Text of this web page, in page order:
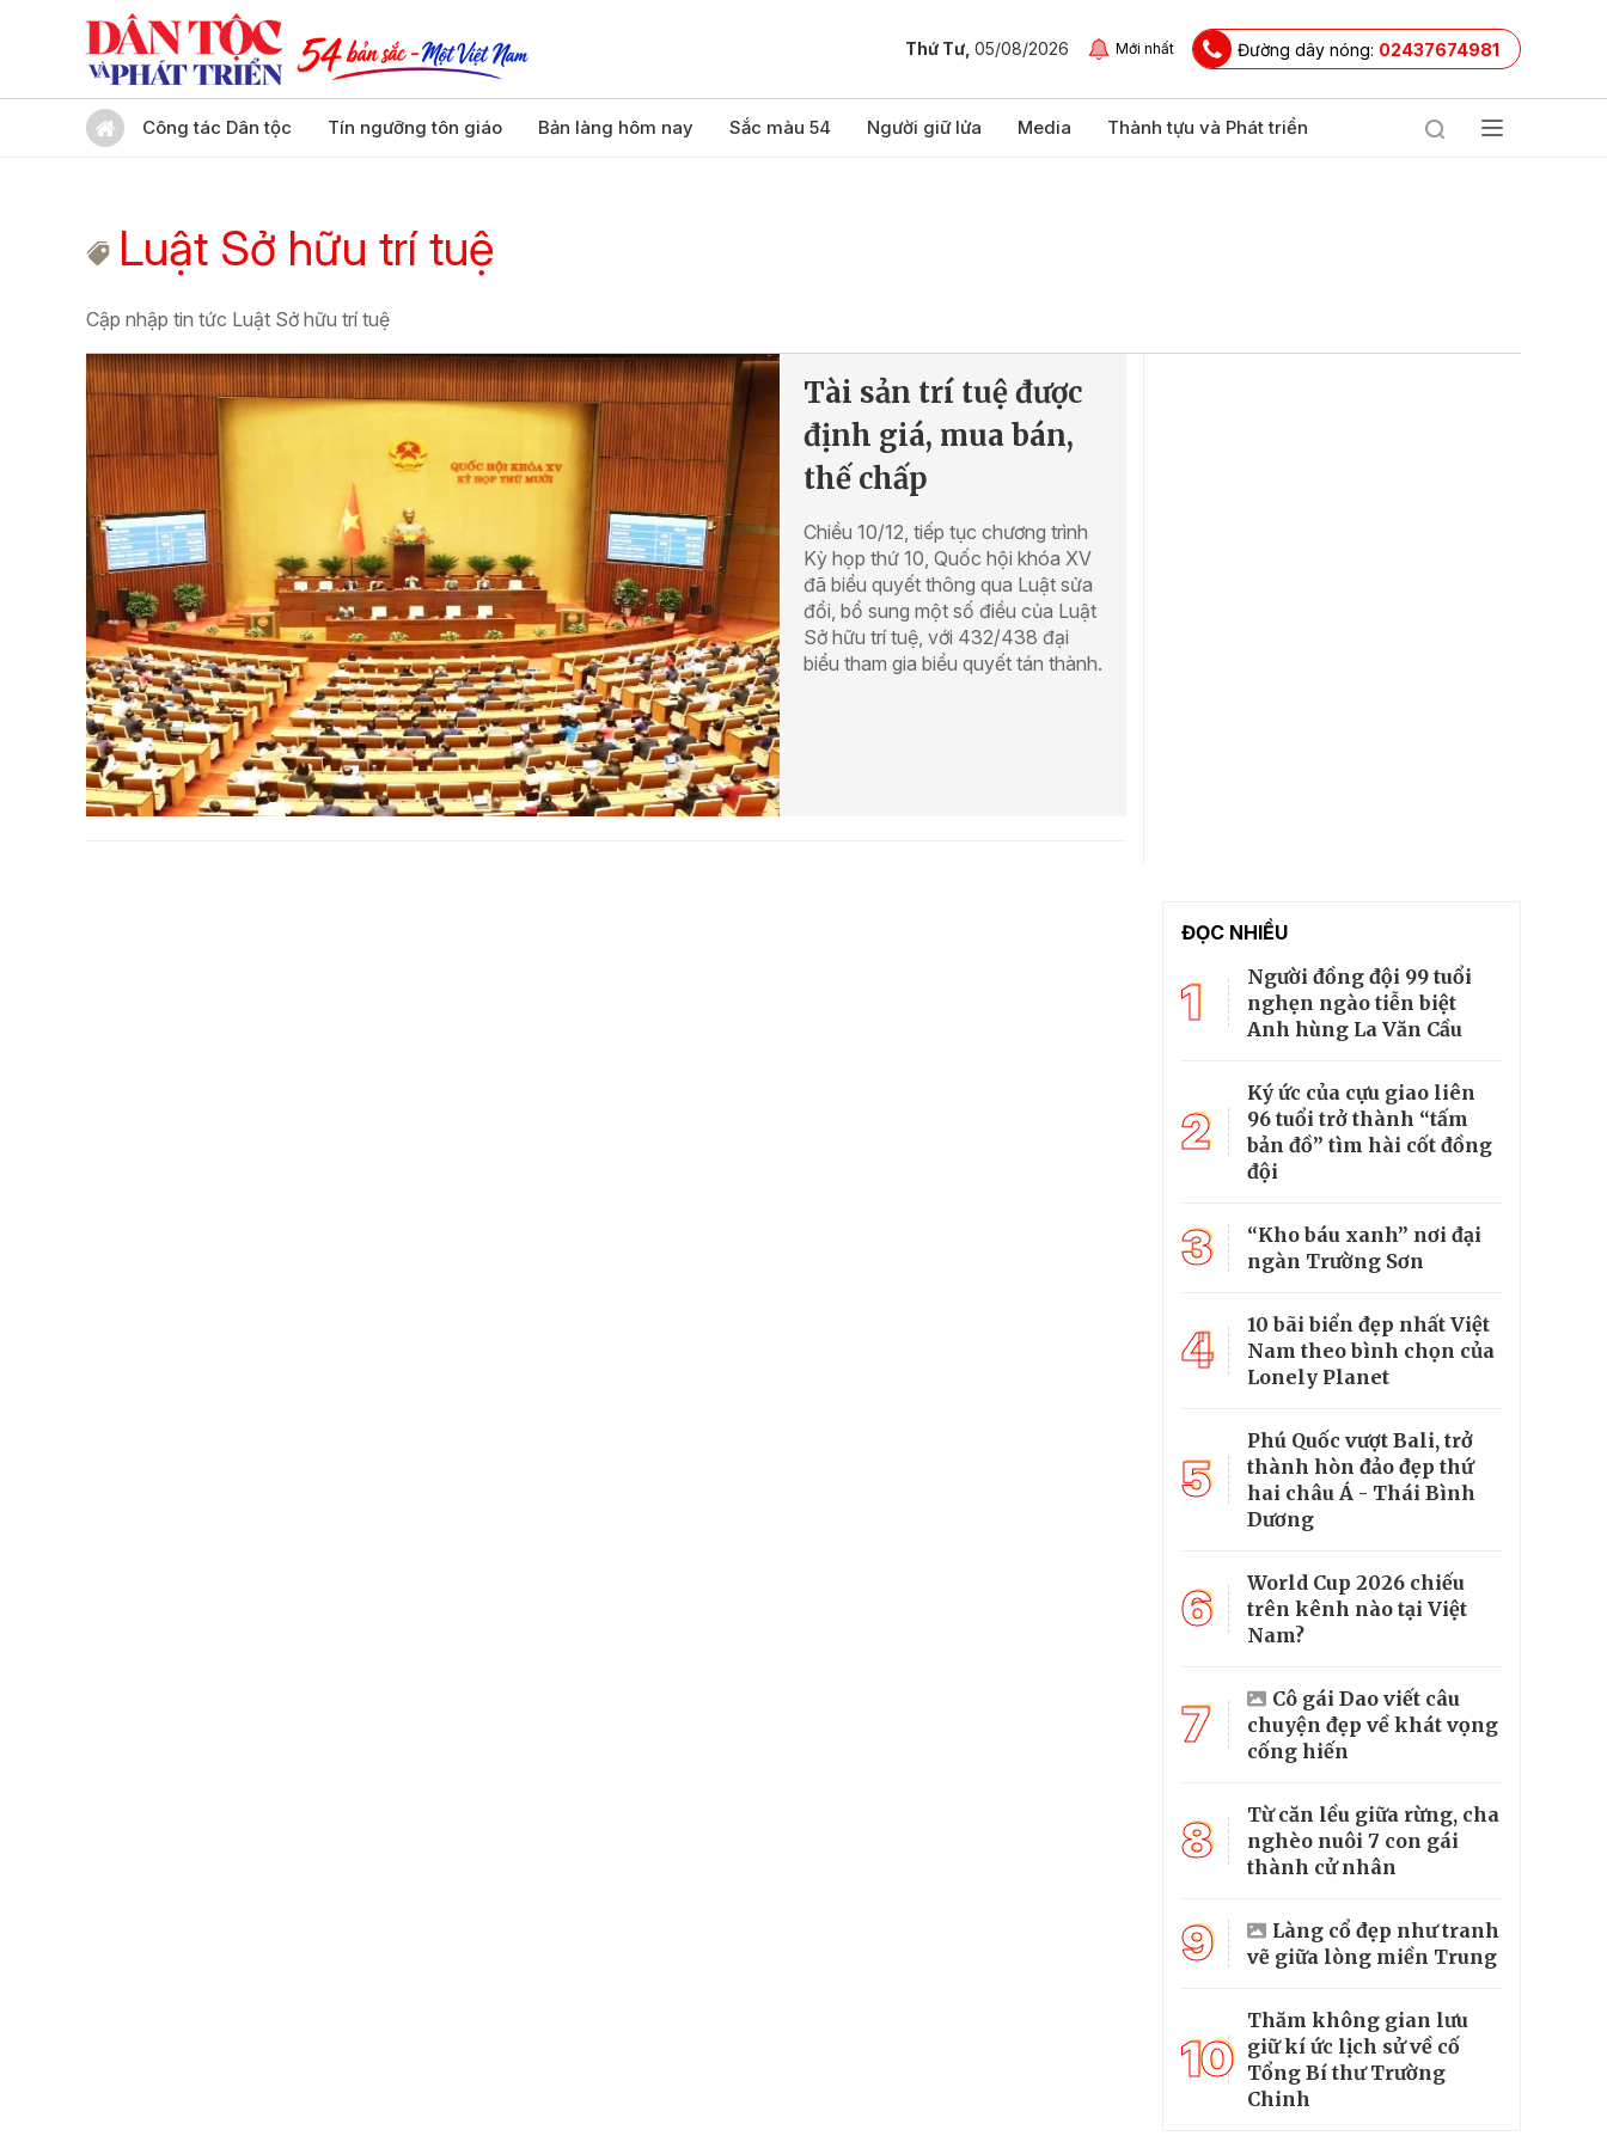
Thứ Tư, 05/08/2026 Mới nhất Đường dây nóng: 02437674981
Công tác Dân tộc Tín ngưỡng tôn giáo Bản làng hôm nay Sắc màu 54 Người giữ lửa Media Thành tựu và Phát triển
Luật Sở hữu trí tuệ
Cập nhập tin tức Luật Sở hữu trí tuệ
Tài sản trí tuệ được
định giá, mua bán,
thế chấp
Chiều 10/12, tiếp tục chương trình
Kỳ họp thứ 10, Quốc hội khóa XV
đã biểu quyết thông qua Luật sửa
đổi, bổ sung một số điều của Luật
Sở hữu trí tuệ, với 432/438 đại
biểu tham gia biểu quyết tán thành.
ĐỌC NHIỀU
1
Người đồng đội 99 tuổi
nghẹn ngào tiễn biệt
Anh hùng La Văn Cầu
2
Ký ức của cựu giao liên
96 tuổi trở thành “tấm
bản đồ” tìm hài cốt đồng
đội
3
“Kho báu xanh” nơi đại
ngàn Trường Sơn
4
10 bãi biển đẹp nhất Việt
Nam theo bình chọn của
Lonely Planet
5
Phú Quốc vượt Bali, trở
thành hòn đảo đẹp thứ
hai châu Á - Thái Bình
Dương
6
World Cup 2026 chiếu
trên kênh nào tại Việt
Nam?
7
Cô gái Dao viết câu
chuyện đẹp về khát vọng
cống hiến
8
Từ căn lều giữa rừng, cha
nghèo nuôi 7 con gái
thành cử nhân
9
Làng cổ đẹp như tranh
vẽ giữa lòng miền Trung
10
Thăm không gian lưu
giữ kí ức lịch sử về cố
Tổng Bí thư Trường
Chinh